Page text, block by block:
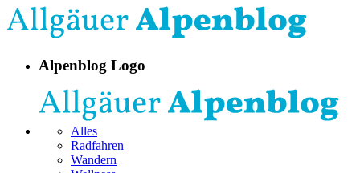
Alpenblog Logo
Alles
Radfahren
Wandern